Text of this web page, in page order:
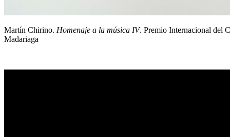
Martín Chirino. Homenaje a la música IV. Premio Internacional del
Madariaga